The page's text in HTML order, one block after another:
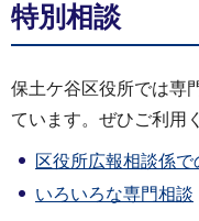
特別相談
保土ケ谷区役所では専
ています。ぜひご利用
区役所広報相談係で
いろいろな専門相談